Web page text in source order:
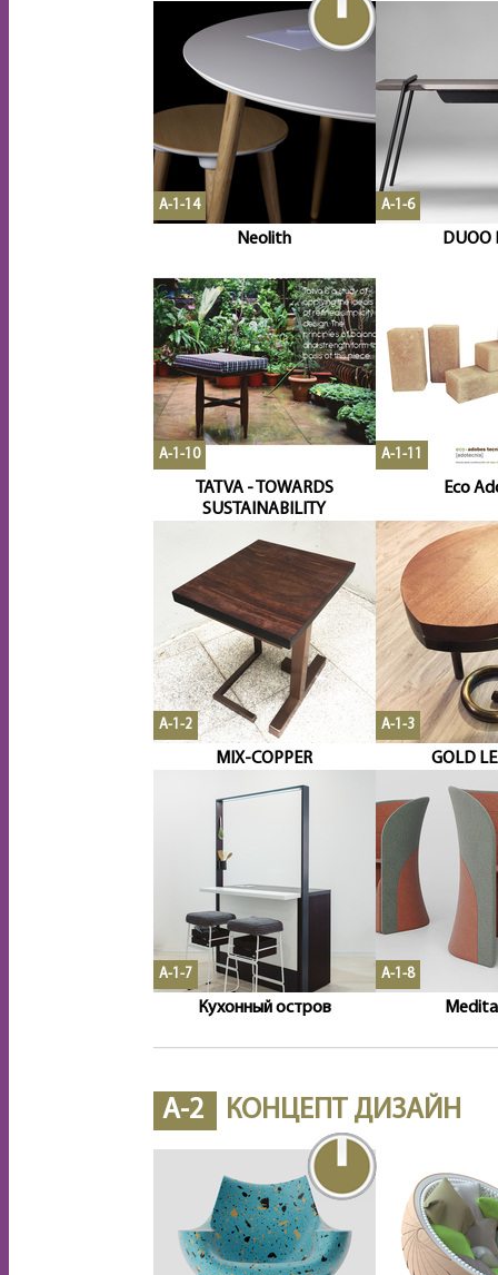
A-1-14
Neolith
A-1-6
DUOO
A-1-10
TATVA - TOWARDS
SUSTAINABILITY
A-1-11
Eco
A-1-2
MIX-COPPER
A-1-3
GOLD
A-1-7
Кухонный остров
A-1-8
A-2 КОНЦЕПТ ДИЗАЙН